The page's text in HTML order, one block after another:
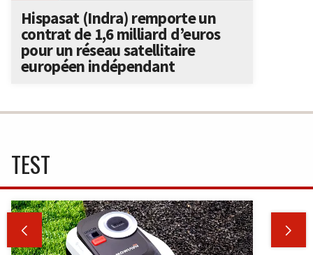
Hispasat (Indra) remporte un
contrat de 1,6 milliard d’euros
pour un réseau satellitaire
européen indépendant
TEST
 